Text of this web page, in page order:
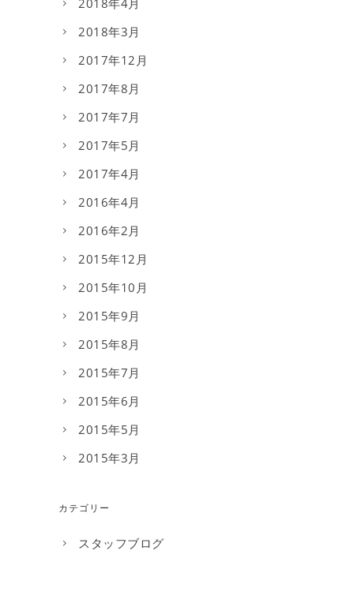
2018年3月
2017年12月
2017年8月
2017年7月
2017年5月
2017年4月
2016年4月
2016年2月
2015年12月
2015年10月
2015年9月
2015年8月
2015年7月
2015年6月
2015年5月
2015年3月
カテゴリー
スタッフブログ